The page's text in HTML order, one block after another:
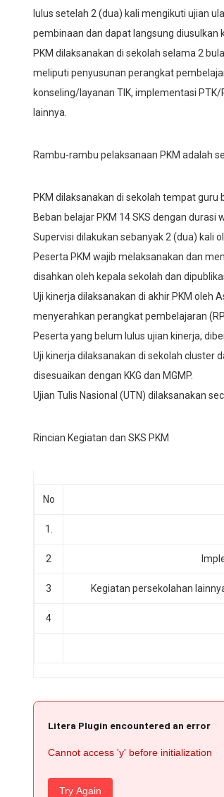
lulus setelah 2 (dua) kali mengikuti ujian
pembinaan dan dapat langsung diusulkan
PKM dilaksanakan di sekolah selama 2
meliputi penyusunan perangkat
konseling/layanan TIK, implementasi
lainnya.
Rambu-rambu pelaksanaan PKM adalah
PKM dilaksanakan di sekolah tempat guru
Beban belajar PKM 14 SKS dengan durasi
Supervisi dilakukan sebanyak 2 (dua) kali
Peserta PKM wajib melaksanakan dan
disahkan oleh kepala sekolah dan
Uji kinerja dilaksanakan di akhir PKM oleh
menyerahkan perangkat pembelajaran
Peserta yang belum lulus ujian kinerja,
Uji kinerja dilaksanakan di sekolah cluster
disesuaikan dengan KKG dan MGMP.
Ujian Tulis Nasional (UTN) dilaksanakan
Rincian Kegiatan dan SKS PKM
No
1.
2
3 Kegiatan persekolahan
4
Litera Plugin encountered an error
Cannot access 'y' before initialization
Try Again